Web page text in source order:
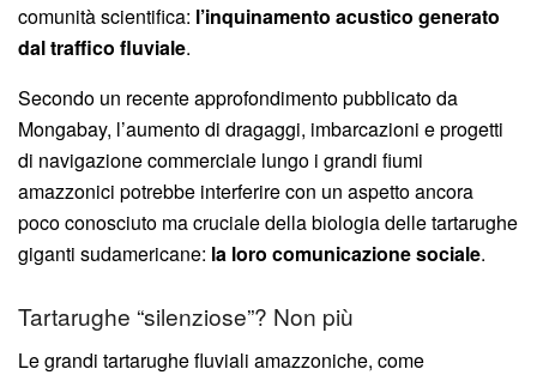
comunità scientifica: l’inquinamento acustico generato
dal traffico fluviale.
Secondo un recente approfondimento pubblicato da
Mongabay, l’aumento di dragaggi, imbarcazioni e progetti
di navigazione commerciale lungo i grandi fiumi
amazzonici potrebbe interferire con un aspetto ancora
poco conosciuto ma cruciale della biologia delle tartarughe
giganti sudamericane: la loro comunicazione sociale.
Tartarughe “silenziose”? Non più
Le grandi tartarughe fluviali amazzoniche, come